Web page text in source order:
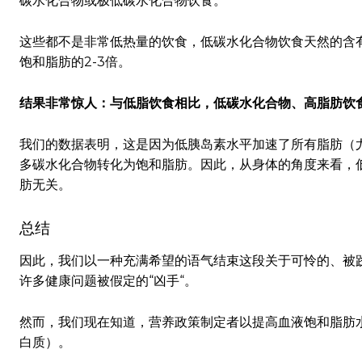
这些都不是非常低热量的饮食，低碳水化合物饮食天然的
饱和脂肪的2-3倍。
结果非常惊人：与低脂饮食相比，低碳水化合物、高脂肪
我们的数据表明，这是因为低胰岛素水平加速了所有脂肪
多碳水化合物转化为饱和脂肪。因此，从身体的角度来看
肪无关。
总结
因此，我们以一种充满希望的语气结束这段关于可怜的、
许多健康问题被假定的“凶手“。
然而，我们现在知道，营养政策制定者以提高血液饱和脂
白质）。